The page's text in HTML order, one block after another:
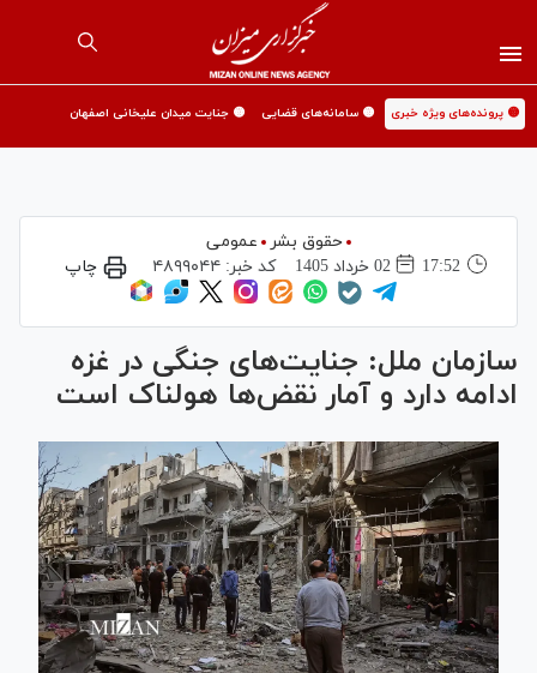
🟡 پرونده‌های ویژه خبری 🟡 سامانه‌های قضایی 🟡 جنایت میدان علیخانی اصفهان
حقوق بشر
عمومی
17:52
02 خرداد 1405 کد خبر: ۴۸۹۹۰۴۴ چاپ
سازمان ملل: جنایت‌های جنگی در غزه
ادامه دارد و آمار نقض‌ها هولناک است